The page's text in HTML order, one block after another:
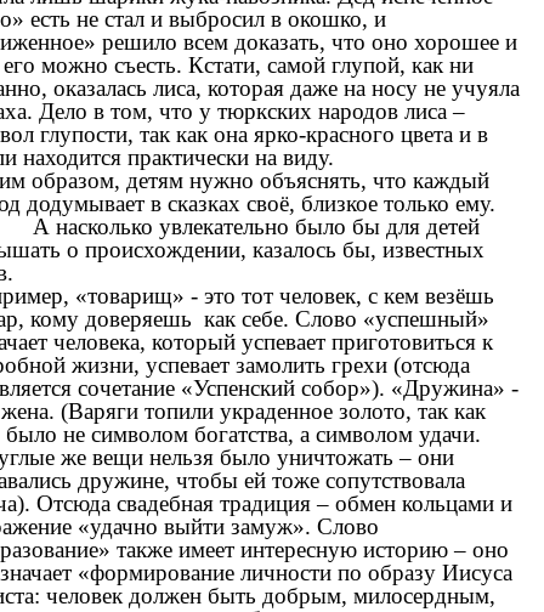
есть не стал и выбросил в окошко, и
решило всем доказать, что оно хорошее и
можно съесть. Кстати, самой глупой, как ни
оказалась лиса, которая даже на носу не учуяла
Дело в том, что у тюркских народов лиса –
глупости, так как она ярко-красного цвета и в
находится практически на виду.
образом, детям нужно объяснять, что каждый
додумывает в сказках своё, близкое только ему.
А насколько увлекательно было бы для детей
о происхождении, казалось бы, известных
«товарищ» - это тот человек, с кем везёшь
кому доверяешь как себе. Слово «успешный»
человека, который успевает приготовиться к
жизни, успевает замолить грехи (отсюда
сочетание «Успенский собор»). «Дружина» -
(Варяги топили украденное золото, так как
не символом богатства, а символом удачи.
же вещи нельзя было уничтожать – они
дружине, чтобы ей тоже сопутствовала
Отсюда свадебная традиция – обмен кольцами и
«удачно выйти замуж». Слово
также имеет интересную историю – оно
«формирование личности по образу Иисуса
человек должен быть добрым, милосердным,